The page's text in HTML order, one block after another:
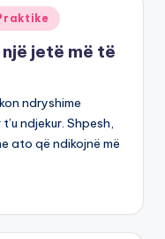
jetë më të
ndryshime
ndjekur. Shpesh,
ato që ndikojnë më